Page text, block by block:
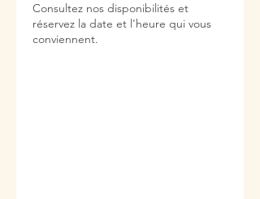
Consultez nos disponibilités et
réservez la date et l'heure qui vous
conviennent.